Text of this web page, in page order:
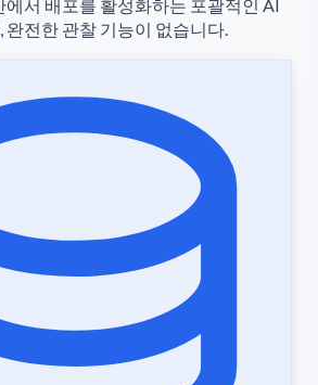
서 배포를 활성화하는 포괄적인 AI
전한 관찰 기능이 없습니다.